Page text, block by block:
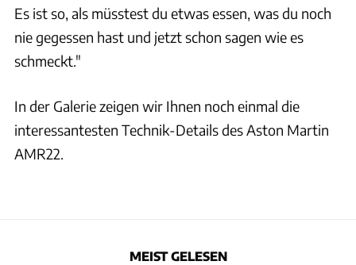
Es ist so, als müsstest du etwas essen, was du noch
nie gegessen hast und jetzt schon sagen wie es
schmeckt."
In der Galerie zeigen wir Ihnen noch einmal die
interessantesten Technik-Details des Aston Martin
AMR22.
MEIST GELESEN